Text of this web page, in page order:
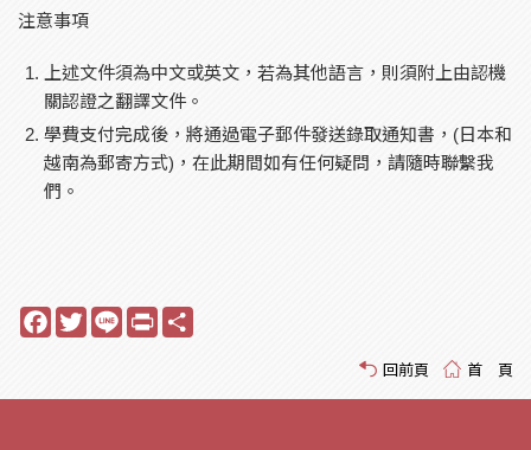
注意事項
上述文件須為中文或英文，若為其他語言，則須附上由認機
關認證之翻譯文件。
學費支付完成後，將通過電子郵件發送錄取通知書，(日本和
越南為郵寄方式)，在此期間如有任何疑問，請隨時聯繫我
們。
Facebook
TwitterLine Print
回前頁 首 頁